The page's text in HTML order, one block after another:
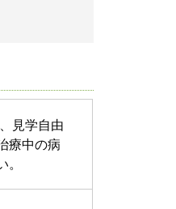
見学自由
療中の病
。